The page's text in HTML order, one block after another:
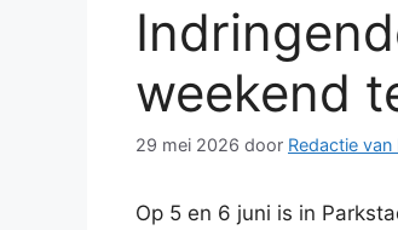
weekend
29 mei 2026 door Redactie
Op 5 en 6 juni is in